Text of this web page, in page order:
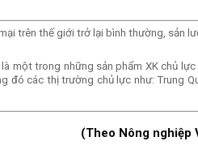
trên thế giới trở lại bình thường, sản
một trong những sản phẩm XK chủ lực
đó các thị trường chủ lực như: Trung
(Theo Nông nghiệp